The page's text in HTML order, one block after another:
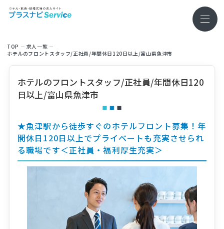
TOP
求⼈⼀覧
ホテルのフロントスタッフ/正社員/年間休日120日以上/富山県魚津市
ホテルのフロントスタッフ/正社員/年間休日120
日以上/富山県魚津市
★魚津駅から徒歩すぐのホテルフロント募集！年
間休日120日以上でプライベートも充実させられ
る職場です＜正社員・福利厚生充実＞